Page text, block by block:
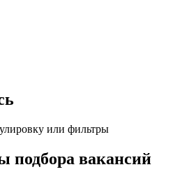
или фильтры
вакансий